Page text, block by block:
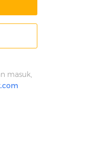
masuk,